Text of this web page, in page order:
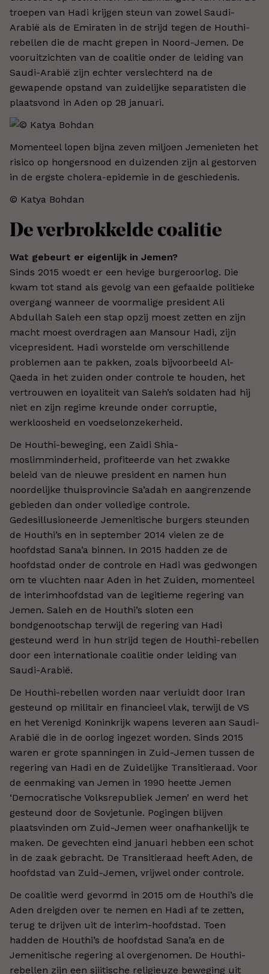
troepen van Hadi krijgen steun van zowel Saudi-
Arabië als de Emiraten in de strijd tegen de Houthi-
rebellen die de macht grepen in Noord-Jemen. De
vooruitzichten van de coalitie onder de leiding van
Saudi-Arabië zijn echter verslechterd na de
gewapende opstand van zuidelijke separatisten die
plaatsvond in Aden op 28 januari.
Momenteel lopen bijna zeven miljoen Jemenieten het
risico op hongersnood en duizenden zijn al gestorven
in de ergste cholera-epidemie in de geschiedenis.
© Katya Bohdan​
De verbrokkelde coalitie
Wat gebeurt er eigenlijk in Jemen?
Sinds 2015 woedt er een hevige burgeroorlog. Die
kwam tot stand als gevolg van een gefaalde politieke
overgang wanneer de voormalige president Ali
Abdullah Saleh een stap opzij moest zetten en zijn
macht moest overdragen aan Mansour Hadi, zijn
vicepresident. Hadi worstelde om verschillende
problemen aan te pakken, zoals bijvoorbeeld Al-
Qaeda in het zuiden onder controle te houden, het
vertrouwen en loyaliteit van Saleh’s soldaten had hij
niet en zijn regime kreunde onder corruptie,
werkloosheid en voedselonzekerheid.
De Houthi-beweging, een Zaidi Shia-
moslimminderheid, profiteerde van het zwakke
beleid van de nieuwe president en namen hun
noordelijke thuisprovincie Sa’adah en aangrenzende
gebieden dan onder volledige controle.
Gedesillusioneerde Jemenitische burgers steunden
de Houthi’s en in september 2014 vielen ze de
hoofdstad Sana’a binnen. In 2015 hadden ze de
hoofdstad onder de controle en Hadi was gedwongen
om te vluchten naar Aden in het Zuiden, momenteel
de interimhoofdstad van de legitieme regering van
Jemen. Saleh en de Houthi’s sloten een
bondgenootschap terwijl de regering van Hadi
gesteund werd in hun strijd tegen de Houthi-rebellen
door een internationale coalitie onder leiding van
Saudi-Arabië.
De Houthi-rebellen worden naar verluidt door Iran
gesteund op militair en financieel vlak, terwijl de VS
en het Verenigd Koninkrijk wapens leveren aan Saudi-
Arabië die in de oorlog ingezet worden. Sinds 2015
waren er grote spanningen in Zuid-Jemen tussen de
regering van Hadi en de Zuidelijke Transitieraad. Voor
de eenmaking van Jemen in 1990 heette Jemen
‘Democratische Volksrepubliek Jemen’ en werd het
gesteund door de Sovjetunie. Pogingen blijven
plaatsvinden om Zuid-Jemen weer onafhankelijk te
maken. De gevechten eind januari hebben een schot
in de zaak gebracht. De Transitieraad heeft Aden, de
hoofdstad van Zuid-Jemen, vrijwel onder controle.
De coalitie werd gevormd in 2015 om de Houthi’s die
Aden dreigden over te nemen en Hadi af te zetten,
terug te drijven uit de interim-hoofdstad. Toen
hadden de Houthi’s de hoofdstad Sana’a en de
Jemenitische regering al overgenomen. De Houthi-
rebellen zijn een sjiitische religieuze beweging uit